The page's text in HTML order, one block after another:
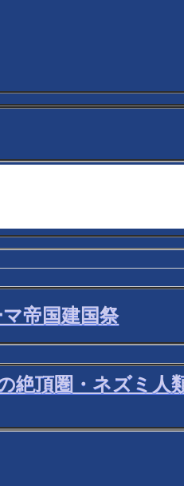
帝国建国祭
絶頂圏・ネズミ人